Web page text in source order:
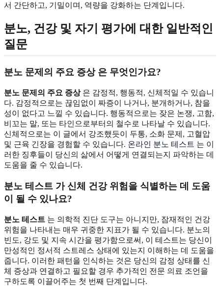
서 간단하고, 기밀이며, 역량을 강화하는 단계입니다.
분노, 건강 및 자기 평가에 대한 일반적인
질문
분노 문제의 주요 증상은 무엇인가요?
분노 문제의 주요 증상은 감정적, 행동적, 신체적일 수 있습니
다. 감정적으로는 끊임없이 짜증이 나거나, 분개하거나, 참을
성이 없다고 느낄 수 있습니다. 행동적으로는 잦은 논쟁, 고함,
비꼬는 말, 또는 타인으로부터의 철수로 나타날 수 있습니다.
신체적으로는 이 글에서 강조했듯이 두통, 소화 문제, 고혈압
및 근육 긴장을 경험할 수 있습니다. 온라인 분노 테스트 는 이
러한 징후들이 당신의 삶에서 어떻게 연결되는지 파악하는 데
도움을 줄 수 있습니다.
분노 테스트 가 신체 건강 위험을 식별하는 데 도움
이 될 수 있나요?
분노 테스트 는 의학적 진단 도구는 아니지만, 잠재적인 건강
위험을 나타내는 매우 귀중한 지표가 될 수 있습니다. 분노의
빈도, 강도 및 지속 시간을 평가함으로써, 이 테스트는 당신이
만성적인 정서적 스트레스 상태에 있는지 이해하는 데 도움을
줍니다. 이러한 패턴을 인식하는 것은 당신의 감정 상태를 신
체 증상과 연결하고 필요할 경우 추가적인 전문 의료 조언을
구하도록 이끌어주는 첫 번째 단계입니다.